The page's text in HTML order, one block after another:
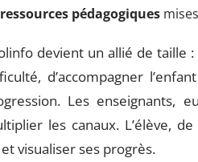
ressources pédagogiques
devient un allié de
d’accompagner
Les enseignants,
les canaux. L’élève,
visualiser ses progrès.